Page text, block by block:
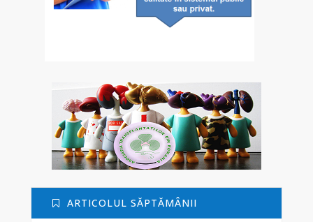
ARTICOLUL SĂPTĂMÂNII